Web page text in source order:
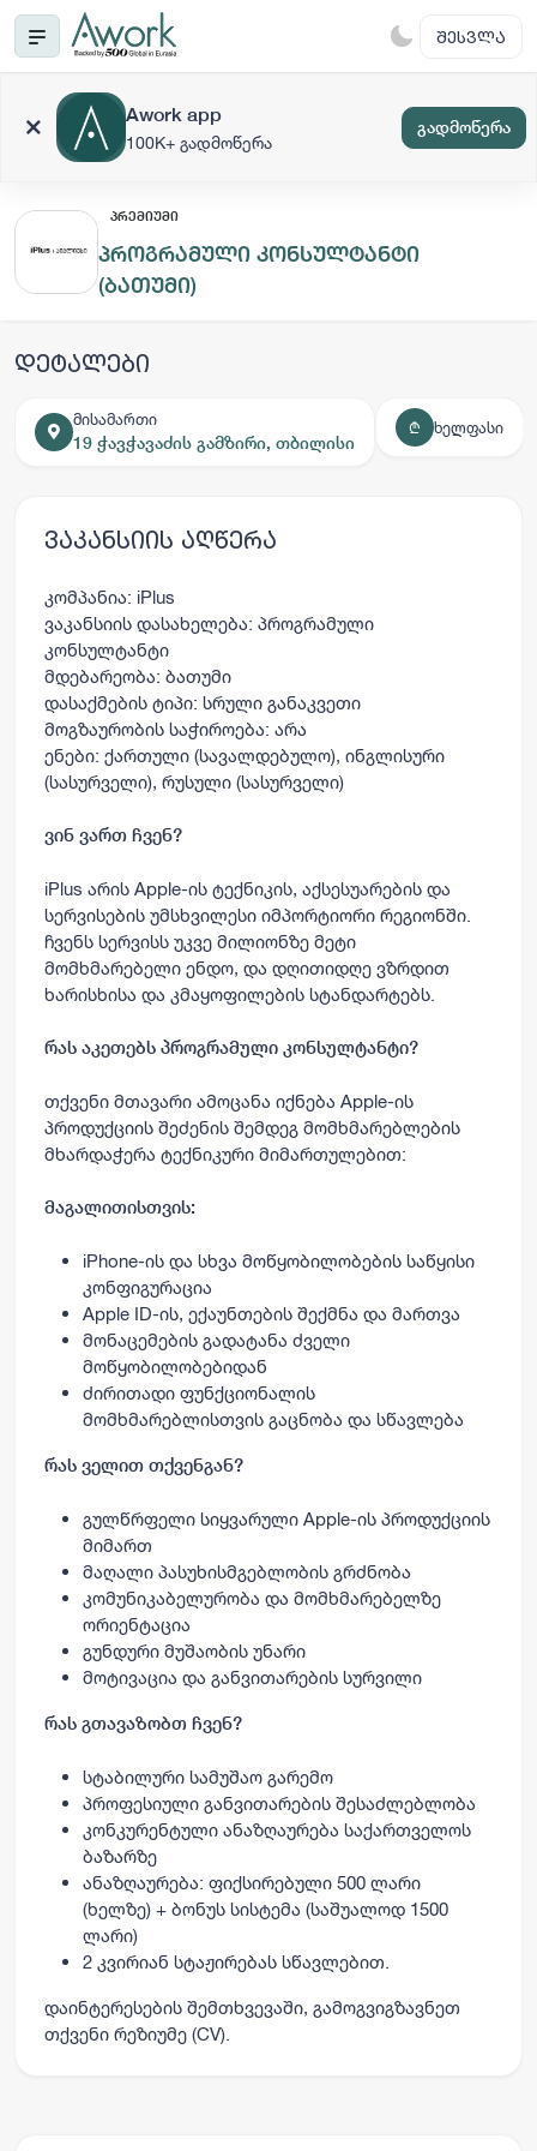
ᲨᲔᲡᲕᲚᲐ
Awork app
100K+ გადმოწერა
გადმოწერა
ᲞᲠᲔᲛᲘᲣᲛᲘ
პროგრამული კონსულტანტი
(ბათუმი)
დეტალები
მისამართი
19 ჭავჭავაძის გამზირი, თბილისი
₾ ხელფასი
ვაკანსიის აღწერა
კომპანია: iPlus
ვაკანსიის დასახელება: პროგრამული
კონსულტანტი
მდებარეობა: ბათუმი
დასაქმების ტიპი: სრული განაკვეთი
მოგზაურობის საჭიროება: არა
ენები: ქართული (სავალდებულო), ინგლისური
(სასურველი), რუსული (სასურველი)
ვინ ვართ ჩვენ?
iPlus არის Apple-ის ტექნიკის, აქსესუარების და
სერვისების უმსხვილესი იმპორტიორი რეგიონში.
ჩვენს სერვისს უკვე მილიონზე მეტი
მომხმარებელი ენდო, და დღითიდღე ვზრდით
ხარისხისა და კმაყოფილების სტანდარტებს.
რას აკეთებს პროგრამული კონსულტანტი?
თქვენი მთავარი ამოცანა იქნება Apple-ის
პროდუქციის შეძენის შემდეგ მომხმარებლების
მხარდაჭერა ტექნიკური მიმართულებით:
მაგალითისთვის:
iPhone-ის და სხვა მოწყობილობების საწყისი
კონფიგურაცია
Apple ID-ის, ექაუნთების შექმნა და მართვა
მონაცემების გადატანა ძველი
მოწყობილობებიდან
ძირითადი ფუნქციონალის
მომხმარებლისთვის გაცნობა და სწავლება
რას ველით თქვენგან?
გულწრფელი სიყვარული Apple-ის პროდუქციის
მიმართ
მაღალი პასუხისმგებლობის გრძნობა
კომუნიკაბელურობა და მომხმარებელზე
ორიენტაცია
გუნდური მუშაობის უნარი
მოტივაცია და განვითარების სურვილი
რას გთავაზობთ ჩვენ?
სტაბილური სამუშაო გარემო
პროფესიული განვითარების შესაძლებლობა
კონკურენტული ანაზღაურება საქართველოს
ბაზარზე
ანაზღაურება: ფიქსირებული 500 ლარი
(ხელზე) + ბონუს სისტემა (საშუალოდ 1500
ლარი)
2 კვირიან სტაჟირებას სწავლებით.
დაინტერესების შემთხვევაში, გამოგვიგზავნეთ
თქვენი რეზიუმე (CV).